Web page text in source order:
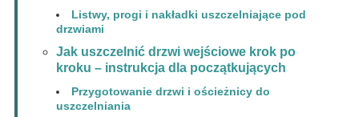
Listwy, progi i nakładki uszczelniające pod
drzwiami
Jak uszczelnić drzwi wejściowe krok po
kroku – instrukcja dla początkujących
Przygotowanie drzwi i ościeżnicy do
uszczelniania